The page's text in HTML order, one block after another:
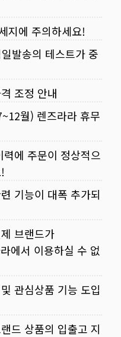
지에 주의하세요!
발송의 테스트가 중
조정 안내
월) 렌즈라라 휴무
력에 주문이 정상적으
기능이 대폭 추가되
브랜드가
에서 이용하실 수 없
관심상품 기능 도입
드 상품의 입출고 지